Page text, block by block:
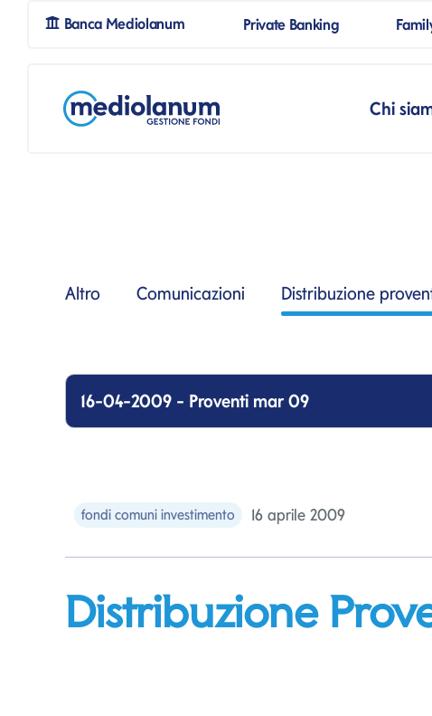
Banca MediolanummpSpanBlankPrivate BankingmpSpanBlank
Chi
Altro Comunicazioni Distribuzione
16-04-2009 - Proventi mar 09
fondi comuni investimento 16 aprile 2009
Distribuzione